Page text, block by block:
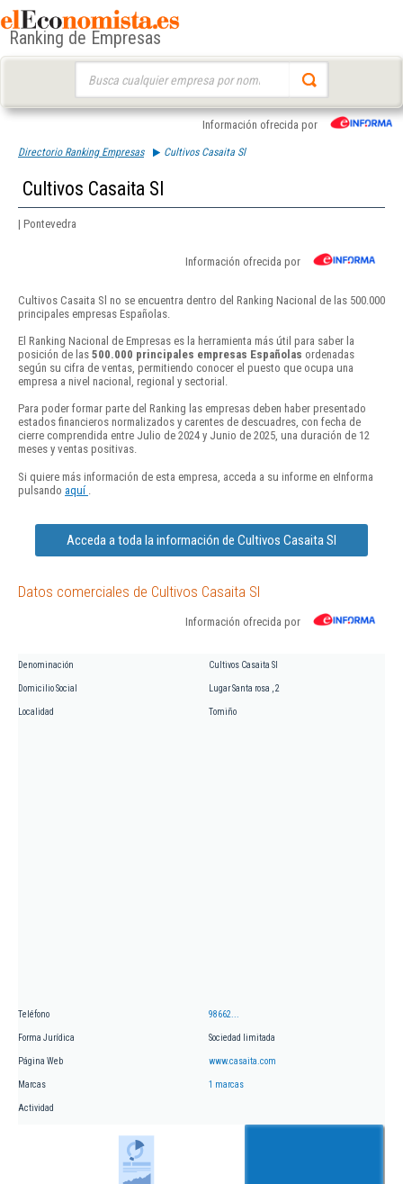
Ranking de Empresas
Información ofrecida por
Directorio Ranking Empresas Cultivos Casaita Sl
Cultivos Casaita Sl
| Pontevedra
Información ofrecida por
Cultivos Casaita Sl no se encuentra dentro del Ranking Nacional de las 500.000
principales empresas Españolas.
El Ranking Nacional de Empresas es la herramienta más útil para saber la
posición de las 500.000 principales empresas Españolas ordenadas
según su cifra de ventas, permitiendo conocer el puesto que ocupa una
empresa a nivel nacional, regional y sectorial.
Para poder formar parte del Ranking las empresas deben haber presentado
estados financieros normalizados y carentes de descuadres, con fecha de
cierre comprendida entre Julio de 2024 y Junio de 2025, una duración de 12
meses y ventas positivas.
Si quiere más información de esta empresa, acceda a su informe en eInforma
pulsando aquí
Acceda a toda la información de Cultivos Casaita Sl
Datos comerciales de Cultivos Casaita Sl
Información ofrecida por
Denominación Cultivos Casaita Sl
Domicilio Social Lugar Santa rosa , 2
Localidad Tomiño
Teléfono 98662...
Forma Jurídica Sociedad limitada
Página Web www.casaita.com
Marcas 1 marcas
Actividad